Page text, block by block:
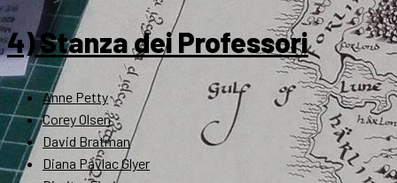
4) Stanza dei Professori
Anne Petty
Corey Olsen
David Bratman
Diana Pavlac Glyer